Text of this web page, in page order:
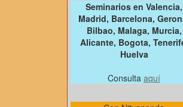
Seminarios en Valencia,
Madrid, Barcelona,
Bilbao, Malaga, Murcia,
Alicante, Bogota,
Huelva
Consulta aquí